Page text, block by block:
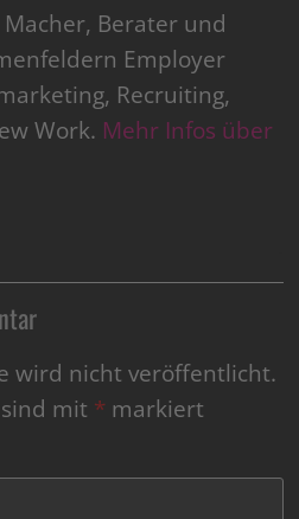
Berater und
Employer
Recruiting,
Work. Mehr Infos über
wird nicht veröffentlicht.
mit * markiert